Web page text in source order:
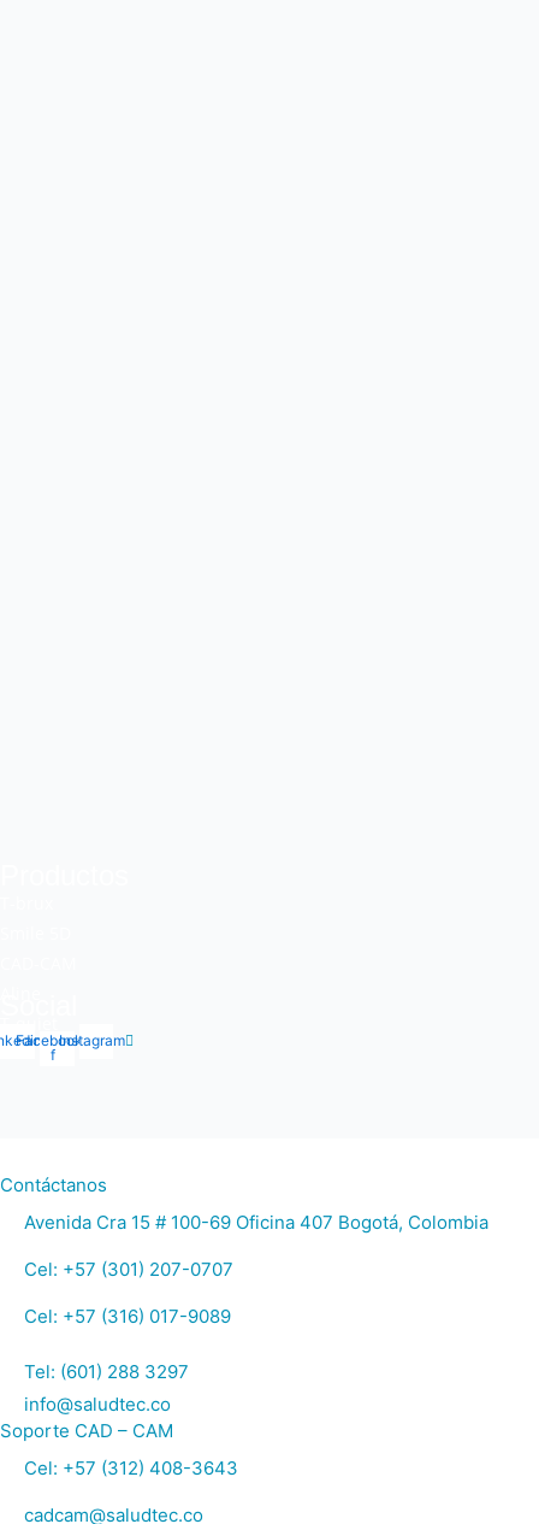
Facebook-
f
Instagram
Contáctanos
Avenida Cra 15 # 100-69 Oficina 407 Bogotá, Colombia
Cel: +57 (301) 207-0707
Cel: +57 (316) 017-9089
Tel: (601) 288 3297
info@saludtec.co
Soporte CAD – CAM
Cel: +57 (312) 408-3643
cadcam@saludtec.co